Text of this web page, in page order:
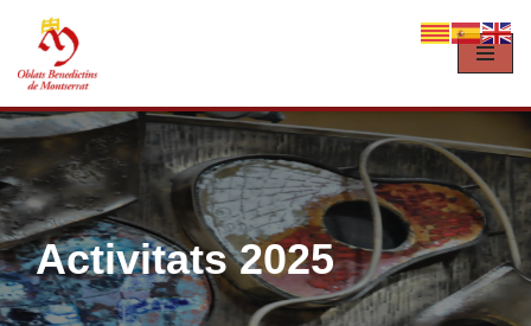
al
contingut
Activitats 2025